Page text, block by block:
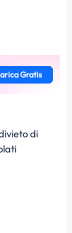
Gratis
di